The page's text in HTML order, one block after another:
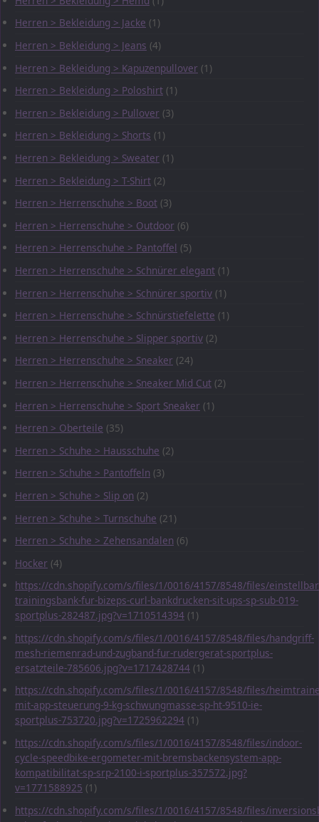
Herren > Bekleidung > Jacke (1)
Herren > Bekleidung > Jeans (4)
Herren > Bekleidung > Kapuzenpullover (1)
Herren > Bekleidung > Poloshirt (1)
Herren > Bekleidung > Pullover (3)
Herren > Bekleidung > Shorts (1)
Herren > Bekleidung > Sweater (1)
Herren > Bekleidung > T-Shirt (2)
Herren > Herrenschuhe > Boot (3)
Herren > Herrenschuhe > Outdoor (6)
Herren > Herrenschuhe > Pantoffel (5)
Herren > Herrenschuhe > Schnürer elegant (1)
Herren > Herrenschuhe > Schnürer sportiv (1)
Herren > Herrenschuhe > Schnürstiefelette (1)
Herren > Herrenschuhe > Slipper sportiv (2)
Herren > Herrenschuhe > Sneaker (24)
Herren > Herrenschuhe > Sneaker Mid Cut (2)
Herren > Herrenschuhe > Sport Sneaker (1)
Herren > Oberteile (35)
Herren > Schuhe > Hausschuhe (2)
Herren > Schuhe > Pantoffeln (3)
Herren > Schuhe > Slip on (2)
Herren > Schuhe > Turnschuhe (21)
Herren > Schuhe > Zehensandalen (6)
Hocker (4)
https://cdn.shopify.com/s/files/1/0016/4157/8548/files/
trainingsbank-fur-bizeps-curl-bankdrucken-sit-ups-sp-sub-019-
sportplus-282487.jpg?v=1710514394 (1)
https://cdn.shopify.com/s/files/1/0016/4157/8548/files/handgriff-
mesh-riemenrad-und-zugband-fur-rudergerat-sportplus-
ersatzteile-785606.jpg?v=1717428744 (1)
https://cdn.shopify.com/s/files/1/0016/4157/8548/files/
mit-app-steuerung-9-kg-schwungmasse-sp-ht-9510-ie-
sportplus-753720.jpg?v=1725962294 (1)
https://cdn.shopify.com/s/files/1/0016/4157/8548/files/indoor-
cycle-speedbike-ergometer-mit-bremsbackensystem-app-
kompatibilitat-sp-srp-2100-i-sportplus-357572.jpg?
v=1771588925 (1)
https://cdn.shopify.com/s/files/1/0016/4157/8548/files/